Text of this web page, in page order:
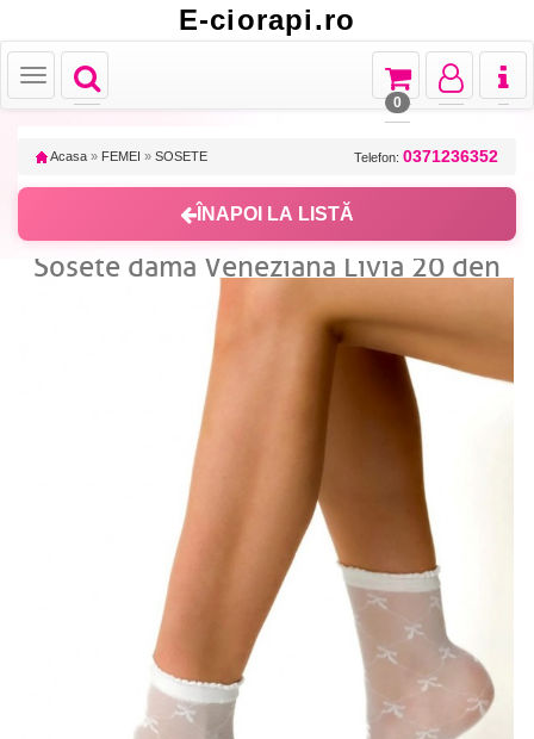
E-ciorapi.ro
Toggle
navigation
Toggle
Toggle
navigation
Toggle
navigation
Toggle
navigation
0
Acasa » FEMEI » SOSETE Telefon: 0371236352
ÎNAPOI LA LISTĂ
Sosete dama Veneziana Livia 20 den